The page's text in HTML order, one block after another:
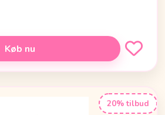
Køb nu
20% tilbud